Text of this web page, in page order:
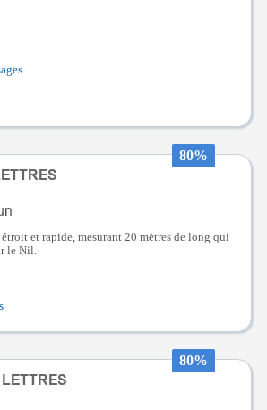
80%
et rapide, mesurant 20 mètres de long qui
le Nil.
80%